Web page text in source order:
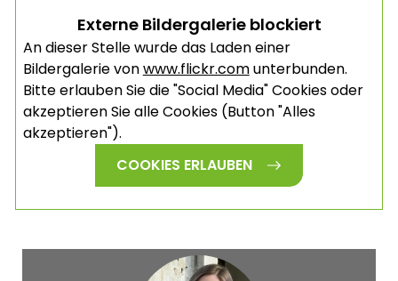
Externe Bildergalerie blockiert
An dieser Stelle wurde das Laden einer
Bildergalerie vonwww.flickr.comunterbunden.
Bitte erlauben Sie die "Social Media" Cookies oder
akzeptieren Sie alle Cookies (Button "Alles
akzeptieren").
COOKIES ERLAUBEN